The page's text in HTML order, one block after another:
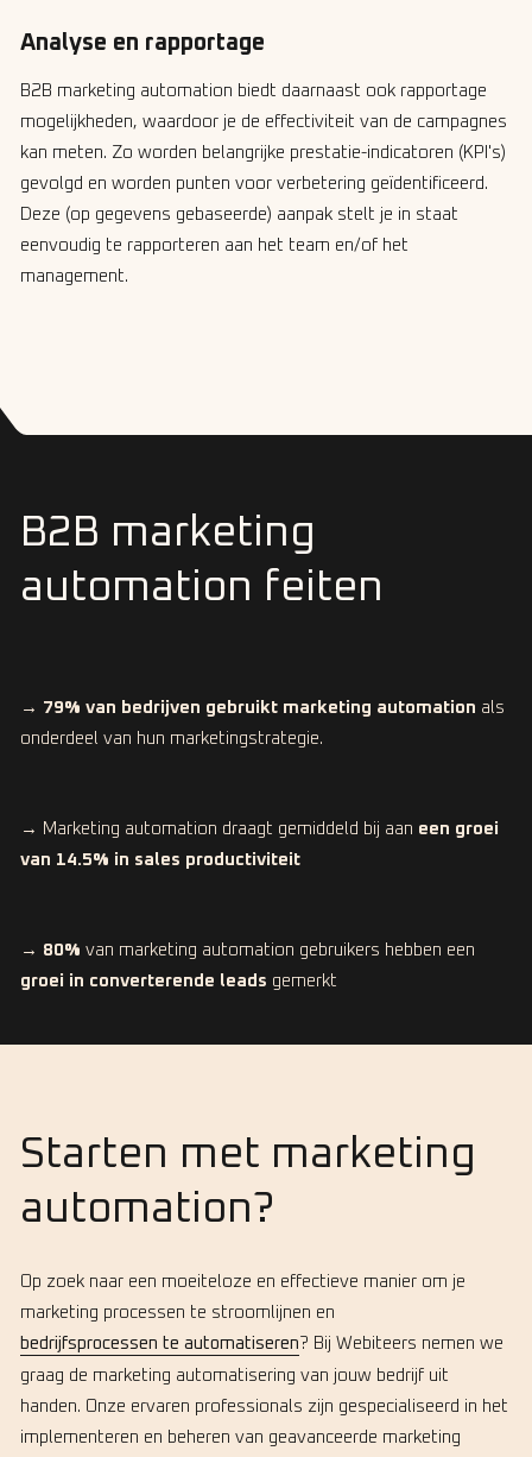
Analyse en rapportage
B2B marketing automation biedt daarnaast ook rapportage
mogelijkheden, waardoor je de effectiviteit van de campagnes
kan meten. Zo worden belangrijke prestatie-indicatoren (KPI's)
gevolgd en worden punten voor verbetering geïdentificeerd.
Deze (op gegevens gebaseerde) aanpak stelt je in staat
eenvoudig te rapporteren aan het team en/of het
management.
B2B marketing
automation feiten
→ 79% van bedrijven gebruikt marketing automation als
onderdeel van hun marketingstrategie.
→ Marketing automation draagt gemiddeld bij aan een groei
van 14.5% in sales productiviteit
→ 80% van marketing automation gebruikers hebben een
groei in converterende leads gemerkt
Starten met marketing
automation?
Op zoek naar een moeiteloze en effectieve manier om je
marketing processen te stroomlijnen en
bedrijfsprocessen te automatiseren? Bij Webiteers nemen we
graag de marketing automatisering van jouw bedrijf uit
handen. Onze ervaren professionals zijn gespecialiseerd in het
implementeren en beheren van geavanceerde marketing